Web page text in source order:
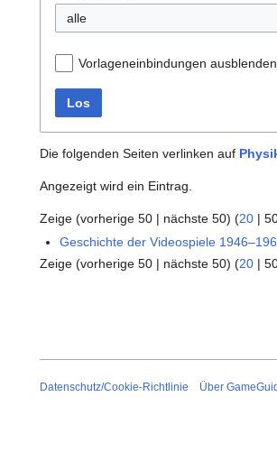
Vorlageneinbindungen ausblenden
Los
Die folgenden Seiten verlinken auf
Angezeigt wird ein Eintrag.
Zeige (vorherige 50 | nächste 50) (20 |
Geschichte der Videospiele
Zeige (vorherige 50 | nächste 50) (20 |
Datenschutz/Cookie-Richtlinie Über